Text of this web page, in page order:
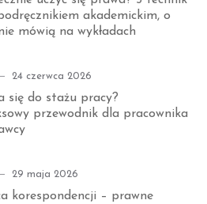
akademickim, o
mówią na wykładach
Posted
24 czerwca 2026
się do stażu pracy?
przewodnik dla pracownika
Posted
on
29 maja 2026
korespondencji – prawne